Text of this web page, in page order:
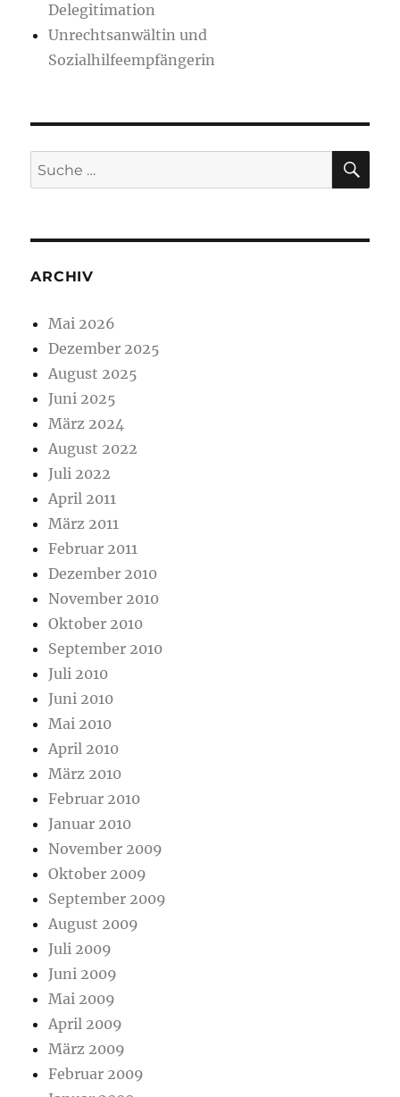
Delegitimation
Unrechtsanwältin und
Sozialhilfeempfängerin
Suche
nach:
ARCHIV
Mai 2026
Dezember 2025
August 2025
Juni 2025
März 2024
August 2022
Juli 2022
April 2011
März 2011
Februar 2011
Dezember 2010
November 2010
Oktober 2010
September 2010
Juli 2010
Juni 2010
Mai 2010
April 2010
März 2010
Februar 2010
Januar 2010
November 2009
Oktober 2009
September 2009
August 2009
Juli 2009
Juni 2009
Mai 2009
April 2009
März 2009
Februar 2009